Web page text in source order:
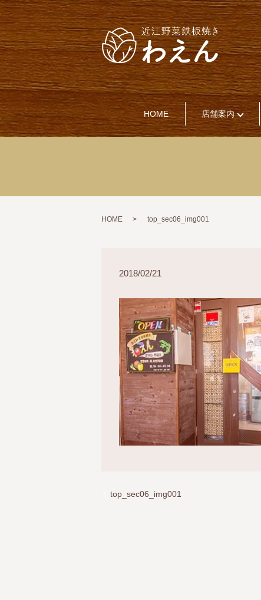
HOME 店舗案内
HOME top_sec06_img001
2018/02/21
top_sec06_img001